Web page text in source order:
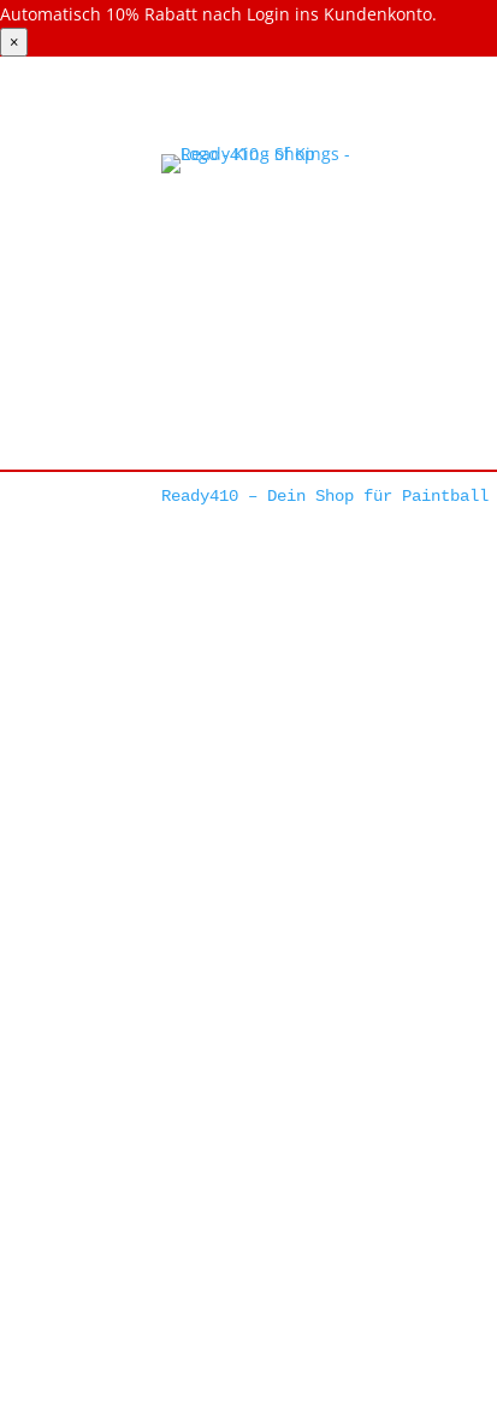
Automatisch 10% Rabatt nach Login ins Kundenkonto.
×
Ready410 – Dein Shop für Paintball